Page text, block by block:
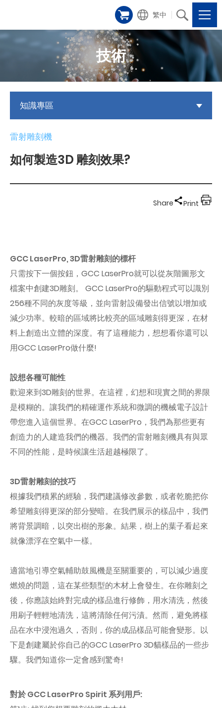
繁中
技術
知識專區
雷射雕刻機
如何製造3D 雕刻效果?
Share Print
GCC LaserPro, 3D雷射雕刻的標杆
只需按下一個按鈕，GCC LaserPro就可以從灰階圖形文
檔案中創建3D雕刻。 GCC LaserPro的驅動程式可以識別
256種不同的灰度等級，並向雷射設備發出信號以增加或
減少功率。較暗的區域將比較亮的區域雕刻得更深，在材
料上創造出立體的深度。有了這種能力，想想看你還可以
用GCC LaserPro做什麼!
設想各種可能性
歡迎來到3D雕刻的世界。在這裡，幻想和現實之間的界限
是模糊的。讓我們的精確運作系統和微調的機械電子設計
帶您進入這個世界。在GCC LaserPro，我們為那些更有
創造力的人建造我們的機器。我們的雷射雕刻機具有與眾
不同的性能，是時候讓生活超越極限了。
3D雷射雕刻的技巧
根據我們積累的經驗，我們建議修改參數，或者乾脆把你
希望雕刻得更深的部分變暗。在我們展示的樣品中，我們
將背景調暗，以突出樹的形象。結果，樹上的葉子看起來
就像漂浮在空氣中一樣。
適當地引導空氣輔助鼓風機是至關重要的，可以減少過度
燃燒的問題，這在某些類型的木材上會發生。在你雕刻之
後，你應該始終對完成的樣品進行修飾，用水清洗，然後
用刷子輕輕地清洗，這將清除任何污漬。然而，避免將樣
品在水中浸泡過久，否則，你的成品樣品可能會變形。以
下是創建屬於你自己的GCC LaserPro 3D貓樣品的一些步
驟。我們知道你一定會感到驚奇!
對於 GCC LaserPro Spirit 系列用戶: